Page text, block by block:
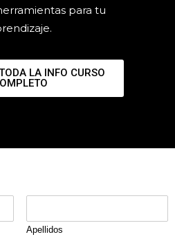
para tu
LA INFO CURSO
Apellidos